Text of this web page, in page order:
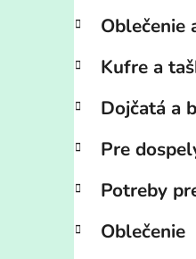
Oblečenie
Kufre a
Dojčatá a
Pre
Potreby
Oblečenie